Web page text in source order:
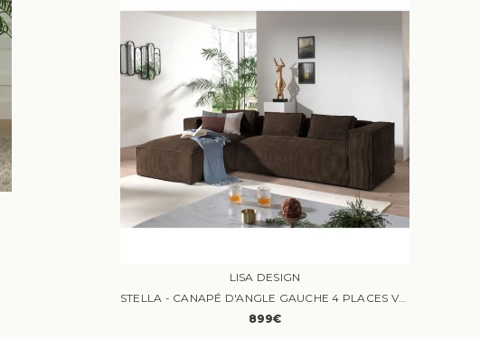
LISA DESIGN
STELLA - CANAPÉ D'ANGLE GAUCHE 4 PLACES VELOURS MARRON
899€